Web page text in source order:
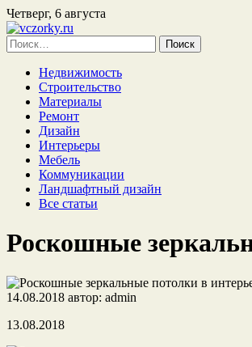
Четверг, 6 августа
Найти:
Недвижимость
Строительство
Материалы
Ремонт
Дизайн
Интерьеры
Мебель
Коммуникации
Ландшафтный дизайн
Все статьи
Роскошные
14.08.2018 автор: admin
13.08.2018